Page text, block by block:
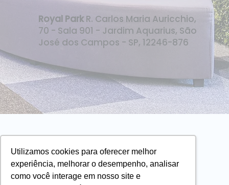
Utilizamos cookies para oferecer melhor
experiência, melhorar o desempenho, analisar
como você interage em nosso site e
Royal ParkR. Carlos Maria Auricchio,
70 - Sala 901 - Jardim Aquarius, São
José dos Campos - SP, 12246-876